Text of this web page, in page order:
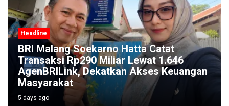
Headline
Festival Kali Brantas #5 Gaungkan
Pelestarian Sungai Lewat Ritual Budaya
di Titik Nol Sumber Brantas
5 days ago